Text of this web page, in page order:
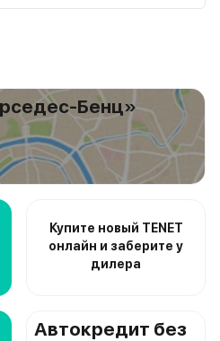
Бенц»
Купите новый TENET
онлайн и заберите у
дилера
Автокредит без